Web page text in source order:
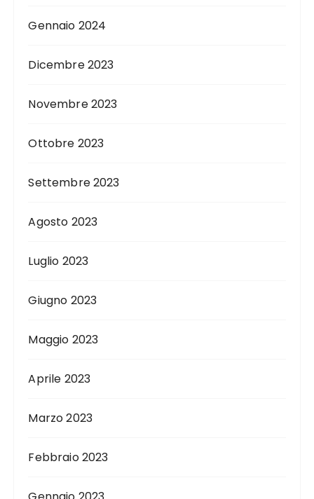
Gennaio 2024
Dicembre 2023
Novembre 2023
Ottobre 2023
Settembre 2023
Agosto 2023
Luglio 2023
Giugno 2023
Maggio 2023
Aprile 2023
Marzo 2023
Febbraio 2023